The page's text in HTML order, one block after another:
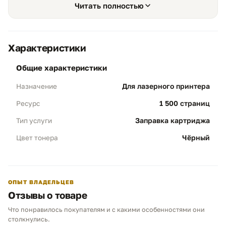
заводскому. У стартовых картриджей Brother может
01 Экономичность и ресурс
заправка выполняется под
5% заполнении листа А4.
Результат:
02 Полная профилактика
Перед засыпкой:
Читать полностью
Характеристики
общие характеристики
Назначение Для лазерного принтера
Ресурс 1 500 страниц
Тип услуги Заправка картриджа
Цвет тонера Чёрный
ОПЫТ ВЛАДЕЛЬЦЕВ
Отзывы о товаре
Что понравилось покупателям и с какими особенностями они
столкнулись.